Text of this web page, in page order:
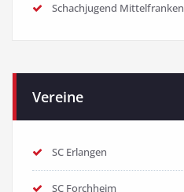
Schachjugend Mittelfranken
Vereine
SC Erlangen
SC Forchheim